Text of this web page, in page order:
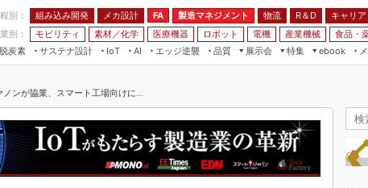
別： 組み込み開発 メカ設計 FA 製造マネジメント 物流 R＆D
キャリア
別：
モビリティ 素材／化学 医療機器 ロボット 電機 産業機械 食品・
脱炭素
サステナ設計
IoT
ス
AI
保全
AI
エッジ逆襲 品質
展示会
JIMTOF
組込み/エッジ コンピューティング
展＆IoT/5Gソリューション展
IIFES
国際ロボット展
特集
つながるクルマ
5G
VR／AR
フィールドサービス
ebook
製造マネジメント
FA
モビリティ
ンが協業、スマート工場向けに...